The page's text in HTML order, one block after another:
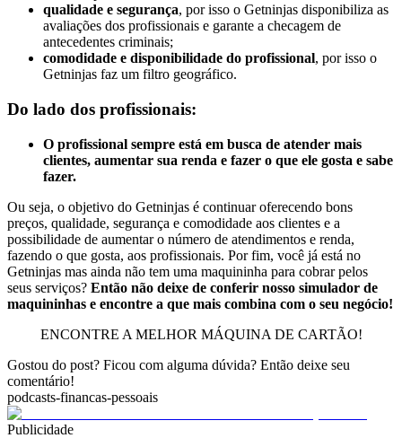
qualidade e segurança, por isso o Getninjas disponibiliza as
avaliações dos profissionais e garante a checagem de
antecedentes criminais;
comodidade e disponibilidade do profissional, por isso o
Getninjas faz um filtro geográfico.
Do lado dos profissionais:
O profissional sempre está em busca de atender mais
clientes, aumentar sua renda e fazer o que ele gosta e sabe
fazer.
Ou seja, o objetivo do Getninjas é continuar oferecendo bons
preços, qualidade, segurança e comodidade aos clientes e a
possibilidade de aumentar o número de atendimentos e renda,
fazendo o que gosta, aos profissionais. Por fim, você já está no
Getninjas mas ainda não tem uma maquininha para cobrar pelos
seus serviços? Então não deixe de conferir nosso simulador de
maquininhas e encontre a que mais combina com o seu negócio!
ENCONTRE A MELHOR MÁQUINA DE CARTÃO!
Gostou do post? Ficou com alguma dúvida? Então deixe seu
comentário!
podcasts-financas-pessoais
Publicidade